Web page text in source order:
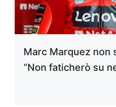
Marc Marquez non
“Non faticherò su